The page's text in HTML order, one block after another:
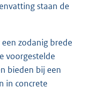
staan de
zodanig brede
voorgestelde
bieden bij een
in concrete